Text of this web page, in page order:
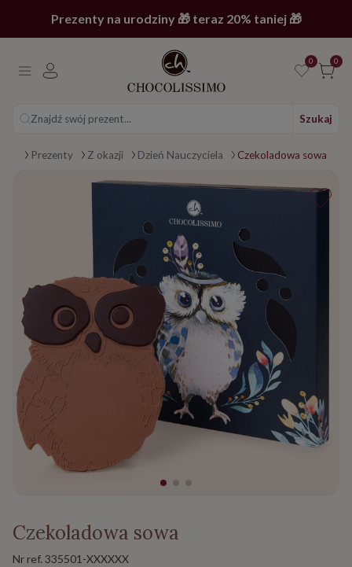
Prezenty na urodziny 🎁 teraz 20% taniej 🎁
0 0
Znajdź swój prezent... Szukaj
Strona główna
Prezenty Z okazji Dzień Nauczyciela Czekoladowa sowa
Czekoladowa sowa
Nr ref. 335501-XXXXXX